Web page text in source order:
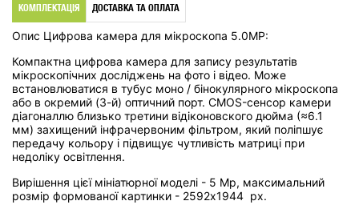
КОМПЛЕКТАЦІЯ ДОСТАВКА ТА ОПЛАТА
Опис Цифрова камера для мікроскопа 5.0MP:
Компактна цифрова камера для запису результатів
мікроскопічних досліджень на фото і відео. Може
встановлюватися в тубус моно / бінокулярного мікроскопа
або в окремий (3-й) оптичний порт. CMOS-сенсор камери
діагоналлю близько третини відіконовского дюйма (≈6.1
мм) захищений інфрачервоним фільтром, який поліпшує
передачу кольору і підвищує чутливість матриці при
недоліку освітлення.
Вирішення цієї мініатюрної моделі - 5 Mp, максимальний
розмір формованої картинки - 2592x1944 px.